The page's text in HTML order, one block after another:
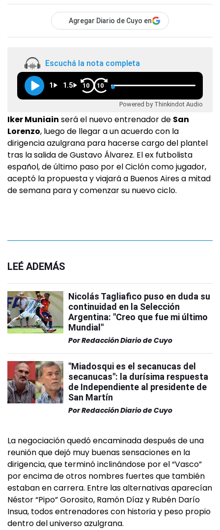
Agregar Diario de Cuyo en
Escuchá la nota completa
1 1.5 10 10
Powered by Thinkindot Audio
Iker Muniain será el nuevo entrenador de San
Lorenzo, luego de llegar a un acuerdo con la
dirigencia azulgrana para hacerse cargo del plantel
tras la salida de Gustavo Álvarez. El ex futbolista
español, de último paso por el Ciclón como jugador,
aceptó la propuesta y viajará a Buenos Aires a mitad
de semana para y comenzar su nuevo ciclo.
LEÉ ADEMÁS
Nicolás Tagliafico puso en duda su
continuidad en la Selección
Argentina: "Creo que fue mi último
Mundial"
PorRedacción Diario de Cuyo
"Miadosqui es el secanucas del
secanucas": la durísima respuesta
de Independiente al presidente de
San Martín
PorRedacción Diario de Cuyo
La negociación quedó encaminada después de una
reunión que dejó muy buenas sensaciones en la
dirigencia, que terminó inclinándose por el “Vasco”
por encima de otros nombres fuertes que también
estaban en carrera. Entre las alternativas aparecían
Néstor “Pipo” Gorosito, Ramón Díaz y Rubén Darío
Insua, todos entrenadores con historia y peso propio
dentro del universo azulgrana.